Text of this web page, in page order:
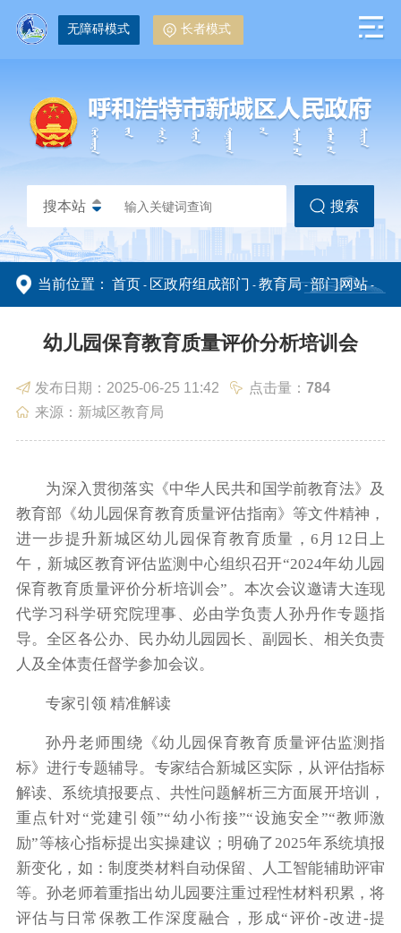
无障碍模式 长者模式
搜本站 搜索
政务动态 政务公开
数据发布 走进新城
当前位置： 首页 - 区政府组成部门 - 教育局-部门网站-
教育管理
幼儿园保育教育质量评价分析培训会
发布日期：2025-06-25 11:42 点击量： 784
来源：新城区教育局
为深入贯彻落实《中华人民共和国学前教育法》及
教育部《幼儿园保育教育质量评估指南》等文件精神，
进一步提升新城区幼儿园保育教育质量，6月12日上
午，新城区教育评估监测中心组织召开“2024年幼儿园
保育教育质量评价分析培训会”。本次会议邀请大连现
代学习科学研究院理事、必由学负责人孙丹作专题指
导。全区各公办、民办幼儿园园长、副园长、相关负责
人及全体责任督学参加会议。
专家引领 精准解读
孙丹老师围绕《幼儿园保育教育质量评估监测指
标》进行专题辅导。专家结合新城区实际，从评估指标
解读、系统填报要点、共性问题解析三方面展开培训，
重点针对“党建引领”“幼小衔接”“设施安全”“教师激
励”等核心指标提出实操建议；明确了2025年系统填报
新变化，如：制度类材料自动保留、人工智能辅助评审
等。孙老师着重指出幼儿园要注重过程性材料积累，将
评估与日常保教工作深度融合，形成“评价-改进-提